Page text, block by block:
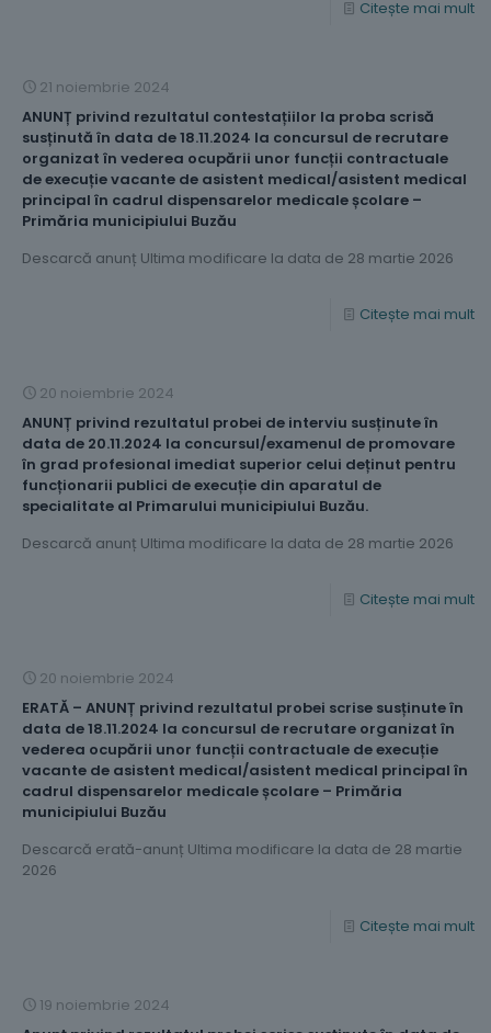
Citește mai mult
21 noiembrie 2024
ANUNȚ privind rezultatul contestațiilor la proba scrisă
susținută în data de 18.11.2024 la concursul de recrutare
organizat în vederea ocupării unor funcții contractuale
de execuție vacante de asistent medical/asistent medical
principal în cadrul dispensarelor medicale școlare –
Primăria municipiului Buzău
Descarcă anunț Ultima modificare la data de 28 martie 2026
Citește mai mult
20 noiembrie 2024
ANUNȚ privind rezultatul probei de interviu susținute în
data de 20.11.2024 la concursul/examenul de promovare
în grad profesional imediat superior celui deținut pentru
funcționarii publici de execuție din aparatul de
specialitate al Primarului municipiului Buzău.
Descarcă anunț Ultima modificare la data de 28 martie 2026
Citește mai mult
20 noiembrie 2024
ERATĂ – ANUNȚ privind rezultatul probei scrise susținute în
data de 18.11.2024 la concursul de recrutare organizat în
vederea ocupării unor funcții contractuale de execuție
vacante de asistent medical/asistent medical principal în
cadrul dispensarelor medicale școlare – Primăria
municipiului Buzău
Descarcă erată-anunț Ultima modificare la data de 28 martie
2026
Citește mai mult
19 noiembrie 2024